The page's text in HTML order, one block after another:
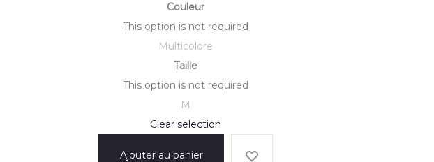
Couleur
This option is not required
Multicolore
Taille
This option is not required
M
Clear selection
Ajouter au panier